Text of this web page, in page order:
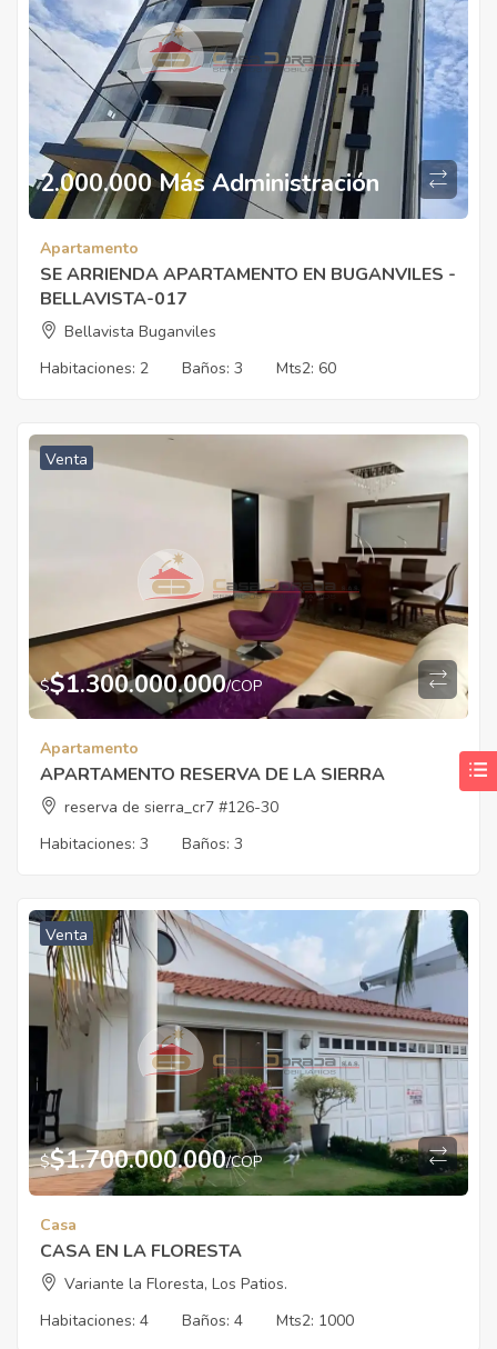
2.000.000 Más Administración
Apartamento
SE ARRIENDA APARTAMENTO EN BUGANVILES -
BELLAVISTA-017
Bellavista Buganviles
Habitaciones: 2 Baños: 3 Mts2: 60
Venta
$$1.300.000.000/COP
Apartamento
APARTAMENTO RESERVA DE LA SIERRA
reserva de sierra_cr7 #126-30
Habitaciones: 3 Baños: 3
Venta
$$1.700.000.000/COP
Casa
CASA EN LA FLORESTA
Variante la Floresta, Los Patios.
Habitaciones: 4 Baños: 4 Mts2: 1000